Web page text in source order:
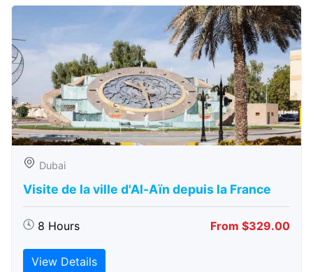
Dubai
Visite de la ville d'Al-Aïn depuis la France
8 Hours From $329.00
View Details